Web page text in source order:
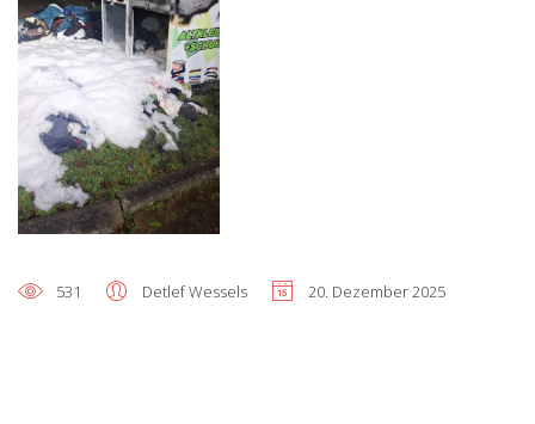
531 Detlef Wessels 20. Dezember 2025